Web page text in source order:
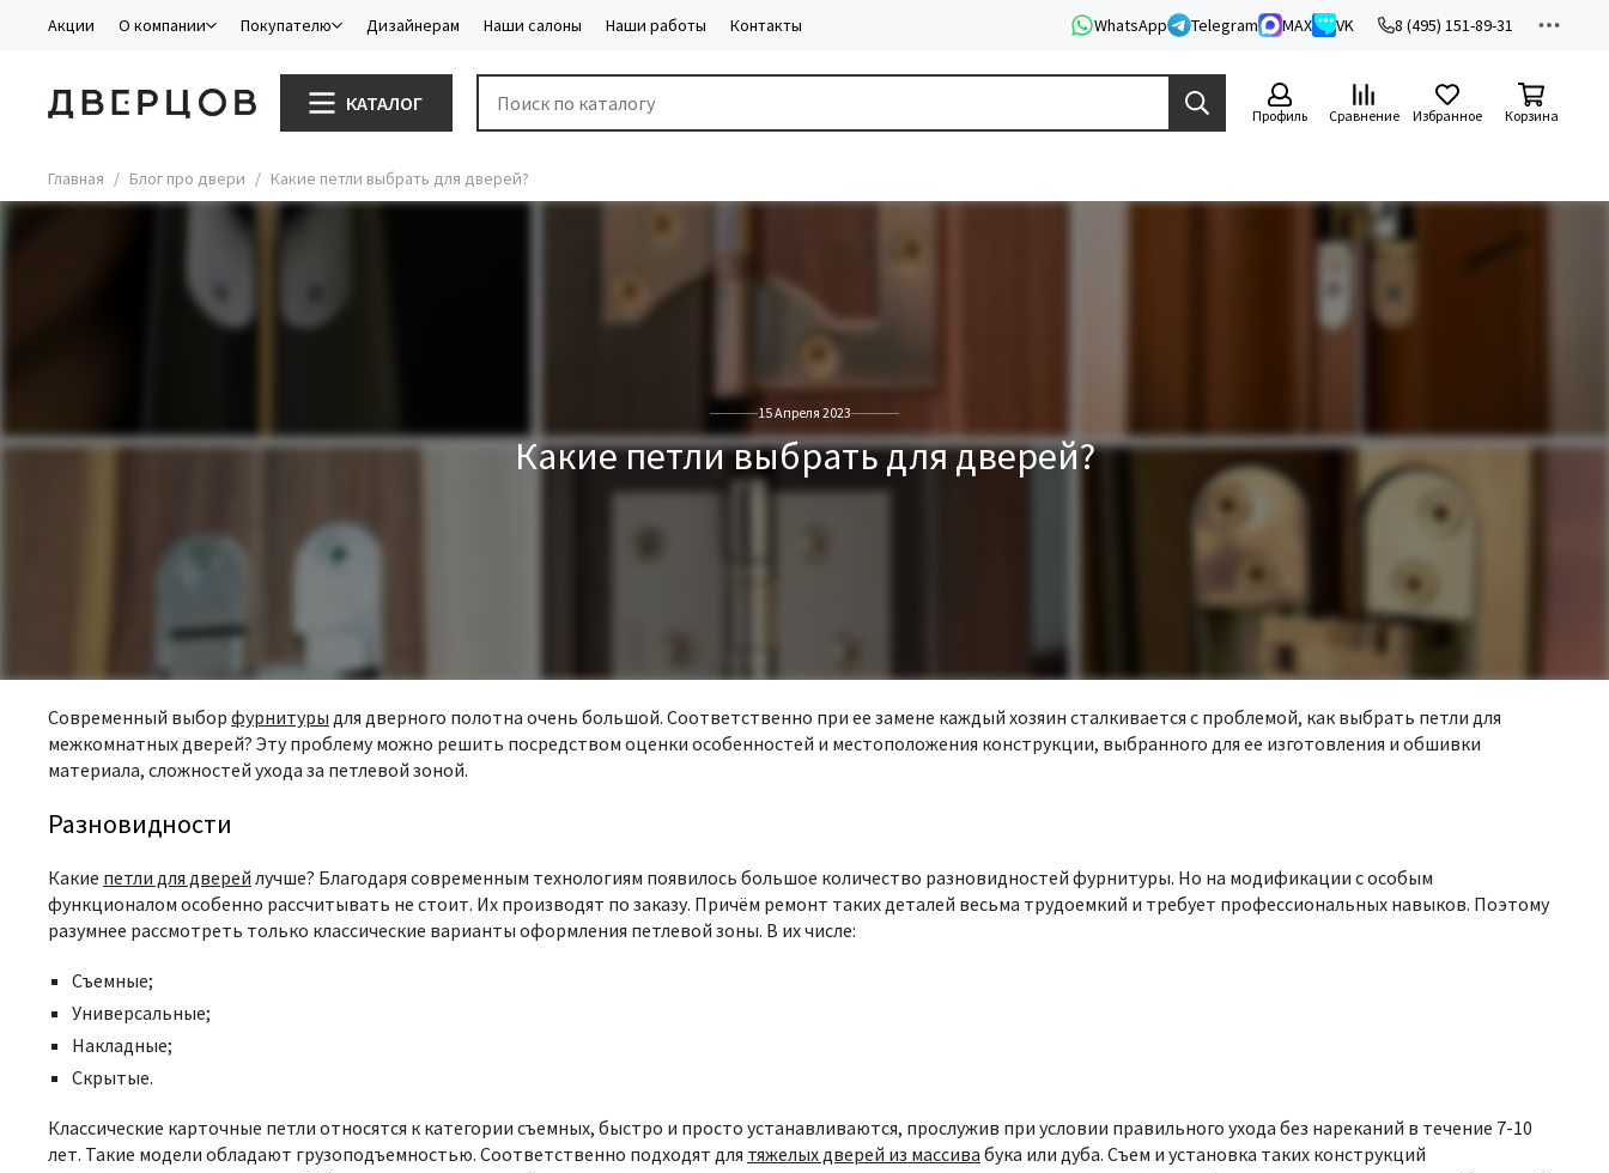
Акции О компании Покупателю Дизайнерам Наши салоны Наши работы Контакты WhatsApp Telegram MAX VK 8 (495) 151-89-31
КАТАЛОГ
Профиль Сравнение Избранное Корзина
Главная Блог про двери Какие петли выбрать для дверей?
15 Апреля 2023
Какие петли выбрать для дверей?
Современный выбор фурнитуры для дверного полотна очень большой. Соответственно при ее замене каждый хозяин сталкивается с проблемой, как выбрать петли для
межкомнатных дверей? Эту проблему можно решить посредством оценки особенностей и местоположения конструкции, выбранного для ее изготовления и обшивки
материала, сложностей ухода за петлевой зоной.
Разновидности
Какие петли для дверей лучше? Благодаря современным технологиям появилось большое количество разновидностей фурнитуры. Но на модификации с особым
функционалом особенно рассчитывать не стоит. Их производят по заказу. Причём ремонт таких деталей весьма трудоемкий и требует профессиональных навыков. Поэтому
разумнее рассмотреть только классические варианты оформления петлевой зоны. В их числе:
Съемные;
Универсальные;
Накладные;
Скрытые.
Классические карточные петли относятся к категории съемных, быстро и просто устанавливаются, прослужив при условии правильного ухода без нареканий в течение 7-10
лет. Такие модели обладают грузоподъемностью. Соответственно подходят для тяжелых дверей из массива бука или дуба. Съем и установка таких конструкций